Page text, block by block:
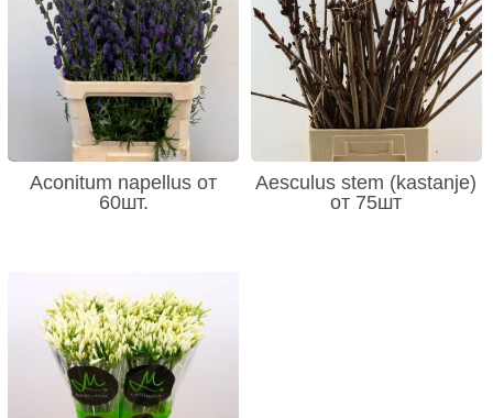
Aconitum napellus от
60шт.
Aesculus stem (kastanje)
от 75шт